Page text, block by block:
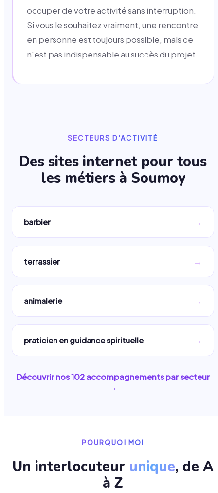
occuper de votre activité sans interruption.
Si vous le souhaitez vraiment, une rencontre
en personne est toujours possible, mais ce
n'est pas indispensable au succès du projet.
SECTEURS D'ACTIVITÉ
Des sites internet pour tous
les métiers à Soumoy
barbier →
terrassier →
animalerie →
praticien en guidance spirituelle →
Découvrir nos102accompagnements par secteur
→
POURQUOI MOI
Un interlocuteur unique, de A
à Z